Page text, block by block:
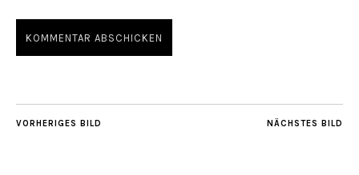
NÄCHSTES BILD
VORHERIGES BILD